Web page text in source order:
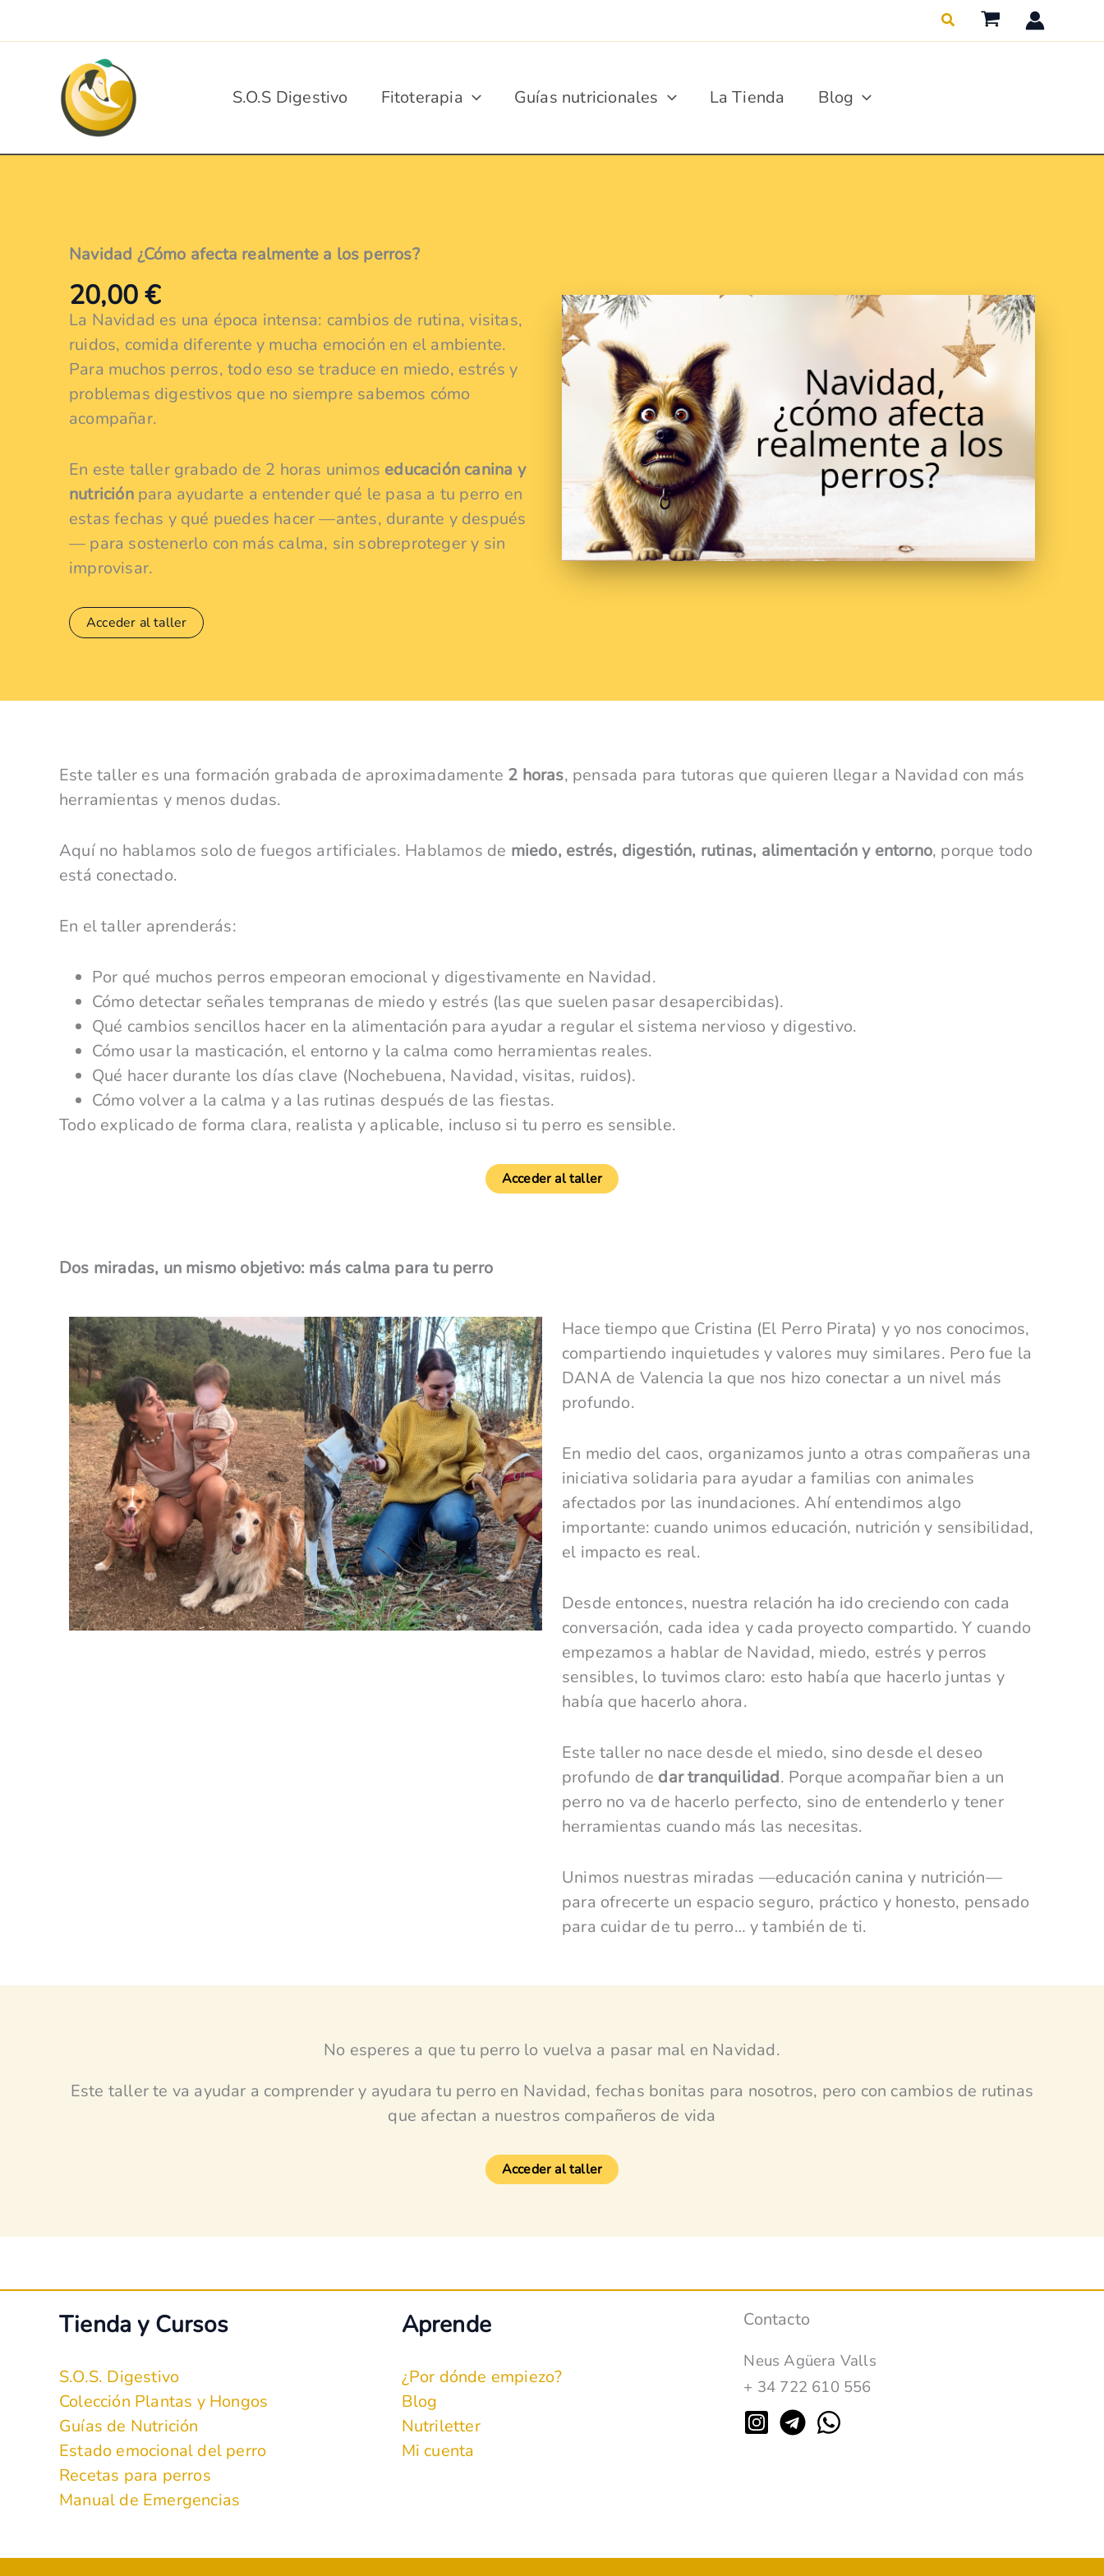
al
Buscar
S.O.S Digestivo Fitoterapia Guías nutricionales La Tienda Blog
Navidad ¿Cómo afecta realmente a los perros?
20,00€
La Navidad es una época intensa: cambios de rutina, visitas,
ruidos, comida diferente y mucha emoción en el ambiente.
Para muchos perros, todo eso se traduce en miedo, estrés y
problemas digestivos que no siempre sabemos cómo
acompañar.
En este taller grabado de 2 horas unimos educación canina y
nutriciónpara ayudarte a entender qué le pasa a tu perro en
estas fechas y qué puedes hacer —antes, durante y después
— para sostenerlo con más calma, sin sobreproteger y sin
improvisar.
Acceder al taller
Este taller es una formación grabada de aproximadamente 2 horas, pensada para tutoras que quieren llegar a Navidad con más
herramientas y menos dudas.
Aquí no hablamos solo de fuegos artificiales. Hablamos de miedo, estrés, digestión, rutinas, alimentación y entorno, porque todo
está conectado.
En el taller aprenderás:
Por qué muchos perros empeoran emocional y digestivamente en Navidad.
Cómo detectar señales tempranas de miedo y estrés (las que suelen pasar desapercibidas).
Qué cambios sencillos hacer en la alimentación para ayudar a regular el sistema nervioso y digestivo.
Cómo usar la masticación, el entorno y la calma como herramientas reales.
Qué hacer durante los días clave (Nochebuena, Navidad, visitas, ruidos).
Cómo volver a la calma y a las rutinas después de las fiestas.
Todo explicado de forma clara, realista y aplicable, incluso si tu perro es sensible.
Acceder al taller
Dos miradas, un mismo objetivo: más calma para tu perro
Hace tiempo que Cristina (El Perro Pirata) y yo nos conocimos,
compartiendo inquietudes y valores muy similares. Pero fue la
DANA de Valencia la que nos hizo conectar a un nivel más
profundo.
En medio del caos, organizamos junto a otras compañeras una
iniciativa solidaria para ayudar a familias con animales
afectados por las inundaciones. Ahí entendimos algo
importante: cuando unimos educación, nutrición y sensibilidad,
el impacto es real.
Desde entonces, nuestra relación ha ido creciendo con cada
conversación, cada idea y cada proyecto compartido. Y cuando
empezamos a hablar de Navidad, miedo, estrés y perros
sensibles, lo tuvimos claro: esto había que hacerlo juntas y
había que hacerlo ahora.
Este taller no nace desde el miedo, sino desde el deseo
profundo de dar tranquilidad. Porque acompañar bien a un
perro no va de hacerlo perfecto, sino de entenderlo y tener
herramientas cuando más las necesitas.
Unimos nuestras miradas —educación canina y nutrición—
para ofrecerte un espacio seguro, práctico y honesto, pensado
para cuidar de tu perro… y también de ti.
No esperes a que tu perro lo vuelva a pasar mal en Navidad.
Este taller te va ayudar a comprender y ayudara tu perro en Navidad, fechas bonitas para nosotros, pero con cambios de rutinas
que afectan a nuestros compañeros de vida
Acceder al taller
Tienda y Cursos
S.O.S. Digestivo
Colección Plantas y Hongos
Guías de Nutrición
Estado emocional del perro
Recetas para perros
Manual de Emergencias
Aprende
¿Por dónde empiezo?
Blog
Nutriletter
Mi cuenta
Contacto
Neus Agüera Valls
+ 34 722 610 556